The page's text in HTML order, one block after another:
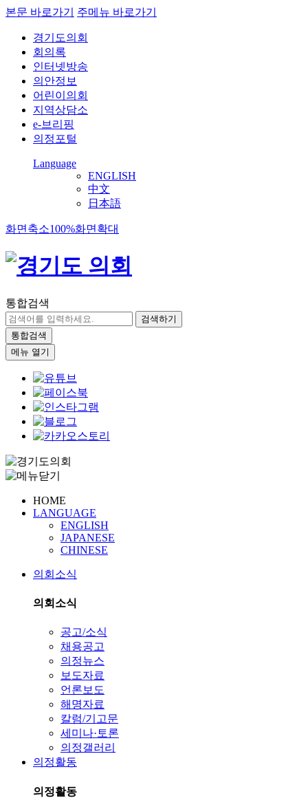
본문 바로가기 주메뉴 바로가기
경기도의회
회의록
인터넷방송
의안정보
어린이의회
지역상담소
e-브리핑
의정포털
Language
ENGLISH
中文
日本語
화면축소100%화면확대
통합검색
검색하기
통합검색
메뉴 열기
HOME
LANGUAGE
ENGLISH
JAPANESE
CHINESE
의회소식
의회소식
공고/소식
채용공고
의정뉴스
보도자료
언론보도
해명자료
칼럼/기고문
세미나·토론
의정갤러리
의정활동
의정활동